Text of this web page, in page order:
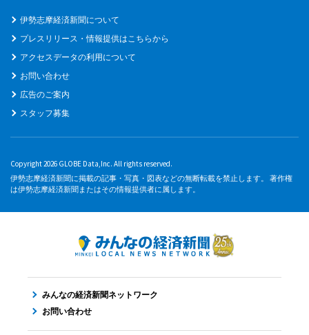
伊勢志摩経済新聞について
プレスリリース・情報提供はこちらから
アクセスデータの利用について
お問い合わせ
広告のご案内
スタッフ募集
Copyright 2026 GLOBE Data,Inc. All rights reserved.
伊勢志摩経済新聞に掲載の記事・写真・図表などの無断転載を禁止します。 著作権
は伊勢志摩経済新聞またはその情報提供者に属します。
みんなの経済新聞ネットワーク
お問い合わせ